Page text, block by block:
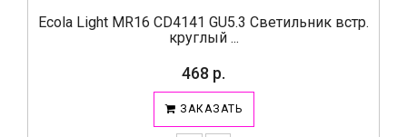
Ecola Light MR16 CD4141 GU5.3 Светильник встр.
круглый ...
468 р.
ЗАКАЗАТЬ